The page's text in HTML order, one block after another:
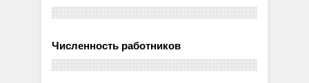
Численность работников